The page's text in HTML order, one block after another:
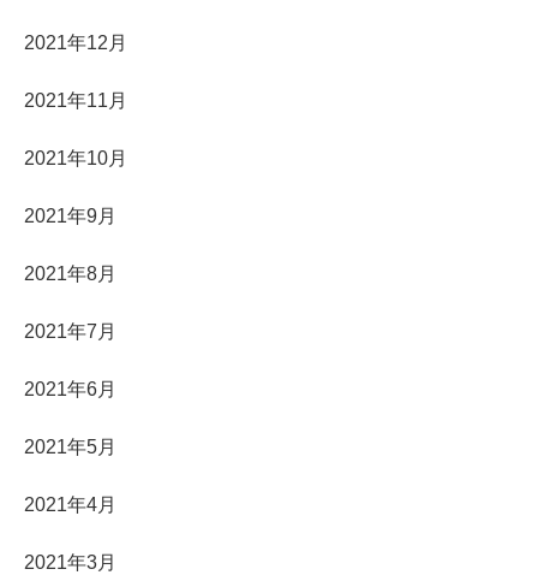
2021年12月
2021年11月
2021年10月
2021年9月
2021年8月
2021年7月
2021年6月
2021年5月
2021年4月
2021年3月